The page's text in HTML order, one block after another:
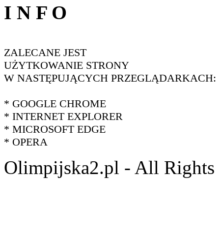
I N F O
ZALECANE JEST
UŻYTKOWANIE STRONY
W NASTĘPUJĄCYCH PRZEGLĄDARKACH:
* GOOGLE CHROME
* INTERNET EXPLORER
* MICROSOFT EDGE
* OPERA
Olimpijska2.pl - All Rights